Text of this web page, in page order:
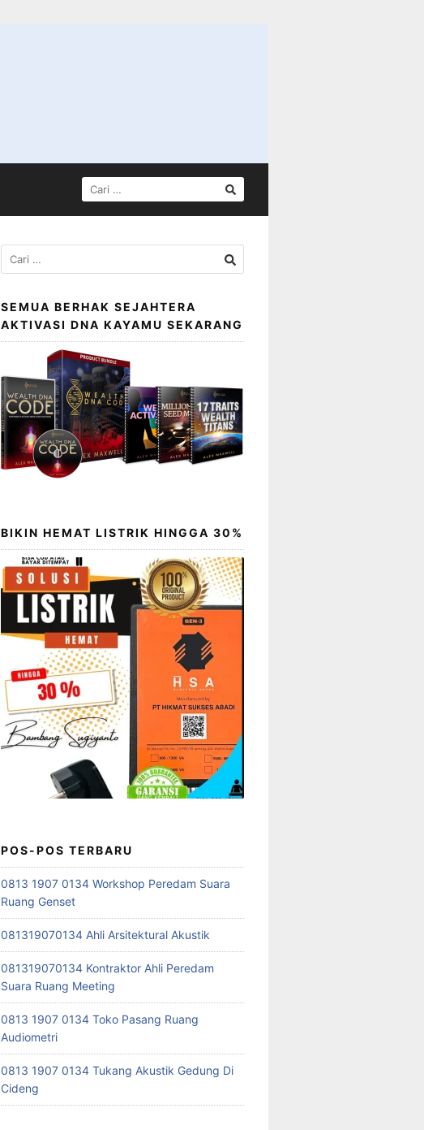
CARI
UNTUK:
Cari
untuk:
SEMUA BERHAK SEJAHTERA
AKTIVASI DNA KAYAMU SEKARANG
BIKIN HEMAT LISTRIK HINGGA 30%
POS-POS TERBARU
0813 1907 0134 Workshop Peredam Suara
Ruang Genset
081319070134 Ahli Arsitektural Akustik
081319070134 Kontraktor Ahli Peredam
Suara Ruang Meeting
0813 1907 0134 Toko Pasang Ruang
Audiometri
0813 1907 0134 Tukang Akustik Gedung Di
Cideng